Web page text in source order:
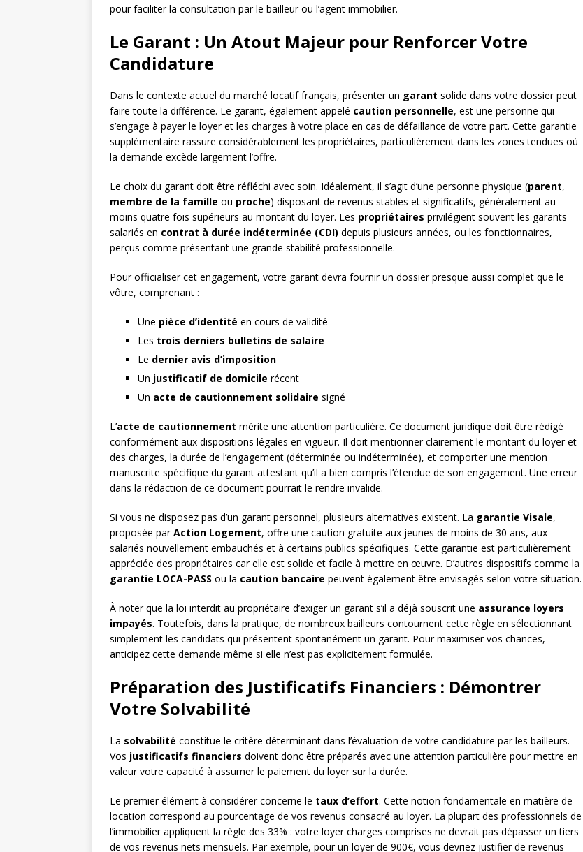
pour faciliter la consultation par le bailleur ou l’agent immobilier.
Le Garant : Un Atout Majeur pour Renforcer Votre
Candidature
Dans le contexte actuel du marché locatif français, présenter un garant solide dans votre dossier peut
faire toute la différence. Le garant, également appelé caution personnelle, est une personne qui
s’engage à payer le loyer et les charges à votre place en cas de défaillance de votre part. Cette garantie
supplémentaire rassure considérablement les propriétaires, particulièrement dans les zones tendues où
la demande excède largement l’offre.
Le choix du garant doit être réfléchi avec soin. Idéalement, il s’agit d’une personne physique (parent,
membre de la famille ou proche) disposant de revenus stables et significatifs, généralement au
moins quatre fois supérieurs au montant du loyer. Les propriétaires privilégient souvent les garants
salariés en contrat à durée indéterminée (CDI) depuis plusieurs années, ou les fonctionnaires,
perçus comme présentant une grande stabilité professionnelle.
Pour officialiser cet engagement, votre garant devra fournir un dossier presque aussi complet que le
vôtre, comprenant :
Une pièce d’identité en cours de validité
Les trois derniers bulletins de salaire
Le dernier avis d’imposition
Un justificatif de domicile récent
Un acte de cautionnement solidaire signé
L’acte de cautionnement mérite une attention particulière. Ce document juridique doit être rédigé
conformément aux dispositions légales en vigueur. Il doit mentionner clairement le montant du loyer et
des charges, la durée de l’engagement (déterminée ou indéterminée), et comporter une mention
manuscrite spécifique du garant attestant qu’il a bien compris l’étendue de son engagement. Une erreur
dans la rédaction de ce document pourrait le rendre invalide.
Si vous ne disposez pas d’un garant personnel, plusieurs alternatives existent. La garantie Visale,
proposée parAction Logement, offre une caution gratuite aux jeunes de moins de 30 ans, aux
salariés nouvellement embauchés et à certains publics spécifiques. Cette garantie est particulièrement
appréciée des propriétaires car elle est solide et facile à mettre en œuvre. D’autres dispositifs comme la
garantie LOCA-PASS ou la caution bancaire peuvent également être envisagés selon votre situation.
À noter que la loi interdit au propriétaire d’exiger un garant s’il a déjà souscrit une assurance loyers
impayés. Toutefois, dans la pratique, de nombreux bailleurs contournent cette règle en sélectionnant
simplement les candidats qui présentent spontanément un garant. Pour maximiser vos chances,
anticipez cette demande même si elle n’est pas explicitement formulée.
Préparation des Justificatifs Financiers : Démontrer
Votre Solvabilité
La solvabilité constitue le critère déterminant dans l’évaluation de votre candidature par les bailleurs.
Vos justificatifs financiers doivent donc être préparés avec une attention particulière pour mettre en
valeur votre capacité à assumer le paiement du loyer sur la durée.
Le premier élément à considérer concerne le taux d’effort. Cette notion fondamentale en matière de
location correspond au pourcentage de vos revenus consacré au loyer. La plupart des professionnels de
l’immobilier appliquent la règle des 33% : votre loyer charges comprises ne devrait pas dépasser un tiers
de vos revenus nets mensuels. Par exemple, pour un loyer de 900€, vous devriez justifier de revenus